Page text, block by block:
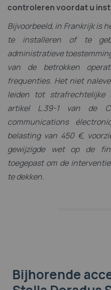
controleren voordat u
Bijvoorbeeld, in Frankrijk is
te installeren of te
administratieve
van de betrokken
frequenties. Het niet
leiden tot strafrechtelijke
artikel L.39-1 van de
communications
belasting van 450 €,
gewijzigde wet op de
toegepast om de
te dekken.
Bijhorende